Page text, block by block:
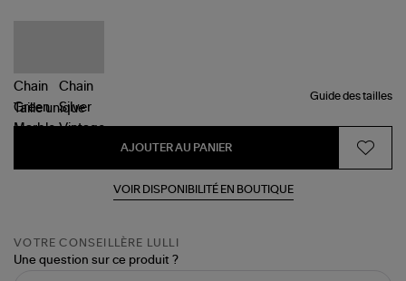
Guide des tailles
Tailleunique
AJOUTER AU PANIER
VOIR DISPONIBILITÉ EN BOUTIQUE
VOTRE CONSEILLÈRE LULLI
Une question sur ce produit ?